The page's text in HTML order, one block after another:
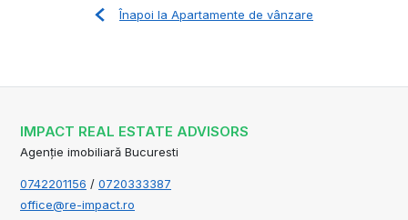
Înapoi la Apartamente de vânzare
IMPACT REAL ESTATE ADVISORS
Agenție imobiliară Bucuresti
0742201156 / 0720333387
office@re-impact.ro